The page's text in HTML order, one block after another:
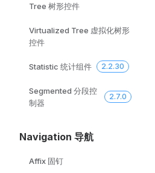
Tree 树形控件
Virtualized Tree 虚拟化树形
控件
Statistic 统计组件 2.2.30
Segmented 分段控
制器
2.7.0
Navigation 导航
Affix 固钉
clearable
size
placeholder
start-placeholder
arrow-control